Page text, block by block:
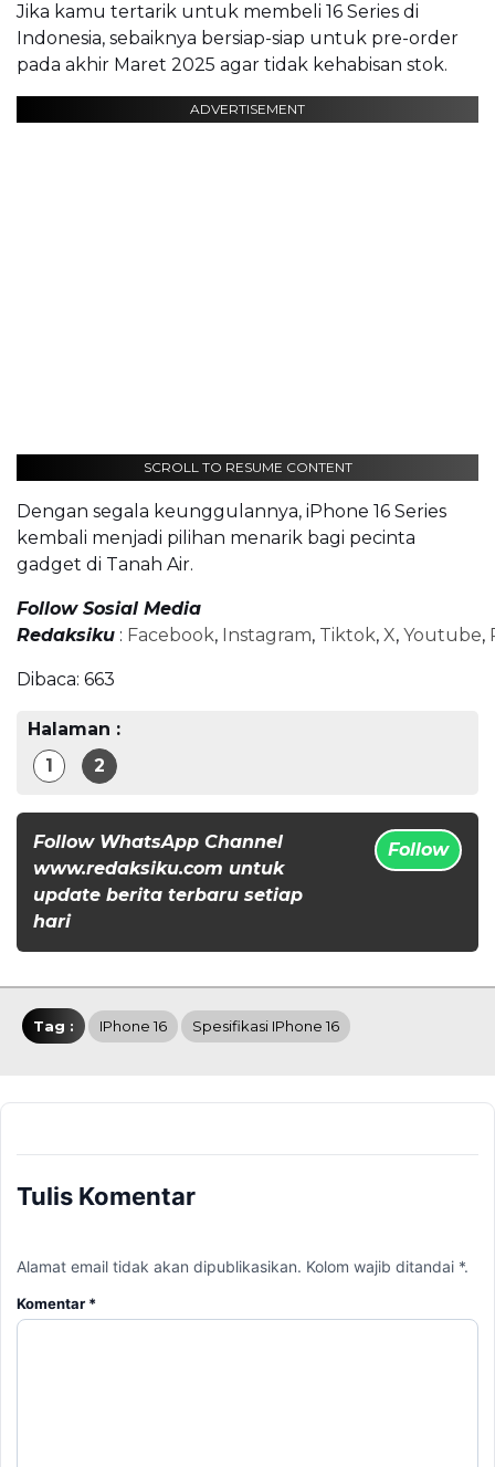
Jika kamu tertarik untuk membeli 16 Series di
Indonesia, sebaiknya bersiap-siap untuk pre-order
pada akhir Maret 2025 agar tidak kehabisan stok.
ADVERTISEMENT
SCROLL TO RESUME CONTENT
Dengan segala keunggulannya, iPhone 16 Series
kembali menjadi pilihan menarik bagi pecinta
gadget di Tanah Air.
Follow Sosial Media
Redaksiku : Facebook, Instagram, Tiktok, X, Youtube,
Dibaca: 663
Halaman :
1
2
Follow WhatsApp Channel
www.redaksiku.com untuk
update berita terbaru setiap
hari
Follow
Tag : IPhone 16 Spesifikasi IPhone 16
Tulis Komentar